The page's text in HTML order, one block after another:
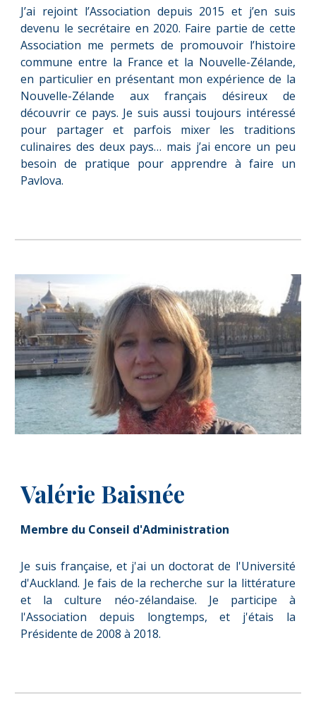
J’ai rejoint l’Association depuis 2015 et j’en suis
devenu le secrétaire en 2020. Faire partie de cette
Association me permets de promouvoir l’histoire
commune entre la France et la Nouvelle-Zélande,
en particulier en présentant mon expérience de la
Nouvelle-Zélande aux français désireux de
découvrir ce pays. Je suis aussi toujours intéressé
pour partager et parfois mixer les traditions
culinaires des deux pays… mais j’ai encore un peu
besoin de pratique pour apprendre à faire un
Pavlova.
Valérie Baisnée
Membre du Conseil d'Administration
Je suis française, et j'ai un doctorat de l'Université
d'Auckland. Je fais de la recherche sur la littérature
et la culture néo-zélandaise. Je participe à
l'Association depuis longtemps, et j'étais la
Présidente de 2008 à 2018.